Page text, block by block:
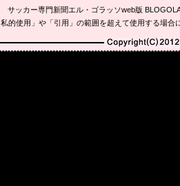
サッカー専門新聞エル・ゴラッソweb版
的使用」や「引用」の範囲を超えて使用する場
Copyright(C)2010-